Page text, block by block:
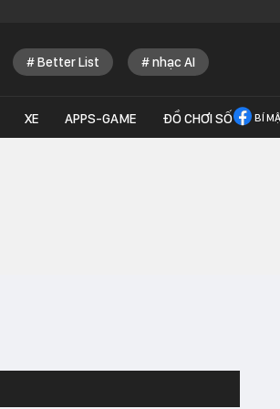
Better List nhạc AI
XE APPS-GAME ĐỒ CHƠI SỐ BÍ